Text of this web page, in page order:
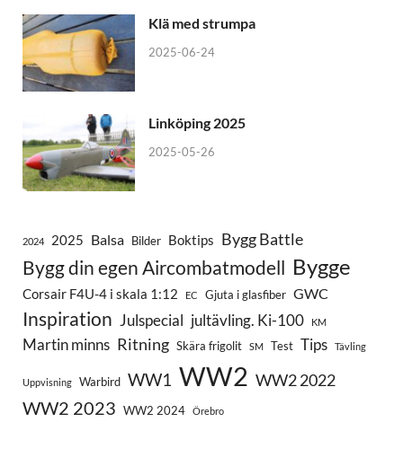
Klä med strumpa
2025-06-24
Linköping 2025
2025-05-26
2024 2025 Balsa Bilder Boktips Bygg Battle
Bygg din egen Aircombatmodell Bygge
Corsair F4U-4 i skala 1:12 EC Gjuta i glasfiber GWC
Inspiration Julspecial jultävling. Ki-100 KM
Martin minns Ritning Skära frigolit SM Test Tips Tävling
Uppvisning Warbird WW1 WW2 WW2 2022
WW2 2023 WW2 2024 Örebro